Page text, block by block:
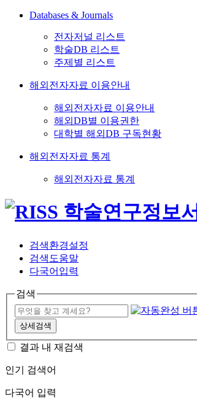
Databases & Journals
전자저널 리스트
학술DB 리스트
주제별 리스트
해외전자자료 이용안내
해외전자자료 이용안내
해외DB별 이용권한
대학별 해외DB 구독현황
해외전자자료 통계
해외전자자료 통계
검색환경설정
검색도움말
다국어입력
검색
상세검색
결과 내 재검색
인기 검색어
다국어 입력